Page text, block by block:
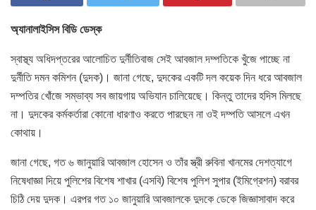
অ্যানালাইসিস বিডি ডেস্ক
স্বাস্থ্য অধিদপ্তরের আলোচিত দুর্নীতিবাজ সেই আবজাল দম্পতিকে খুঁজে পাচ্ছে না
দুর্নীতি দমন কমিশন (দুদক)। জানা গেছে, দুদকের একটি দল কয়েক দিন ধরে আবজাল
দম্পতির খোঁজে সম্ভাব্য সব জায়গায় অভিযান চালিয়েছে। কিন্তু তাদের হদিস মিলছে
না। দুদকের কর্মকর্তারা কোনো ধারণাও করতে পারছেন না ওই দম্পতি আসলে এখন
কোথায়।
জানা গেছে, গত ৬ জানুয়ারি আবজাল হোসেন ও তাঁর স্ত্রী রুবিনা খানমের দেশত্যাগে
নিষেধাজ্ঞা দিয়ে পুলিশের বিশেষ শাখার (এসবি) বিশেষ পুলিশ সুপার (ইমিগ্রেশন) বরাবর
চিঠি দেয় দুদক। এরপর গত ১০ জানুয়ারি আবজালকে দুদকে ডেকে জিজ্ঞাসাবাদ করে